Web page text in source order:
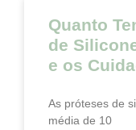
Quanto
de
e os
As próteses de
média de 10